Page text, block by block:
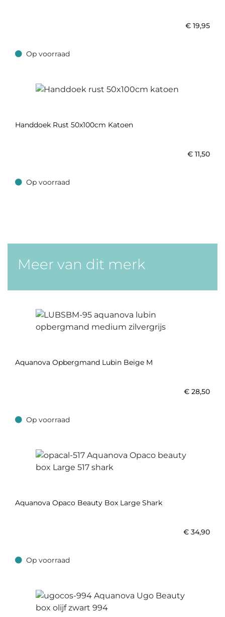
€ 19,95
Op voorraad
Op voorraad
Handdoek Rust 50x100cm Katoen
€ 11,50
Op voorraad
Op voorraad
Meer van dit merk
Aquanova Opbergmand Lubin Beige M
€ 28,50
Op voorraad
Op voorraad
Aquanova Opaco Beauty Box Large Shark
€ 34,90
Op voorraad
Op voorraad